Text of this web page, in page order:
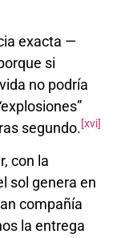
exacta —
si
no podría
segundo.[xvi]
con la
sol genera en
compañía
la entrega